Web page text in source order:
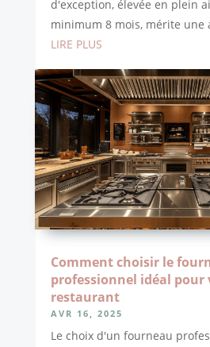
d'exception, élevée en plein
minimum 8 mois, mérite une
LIRE PLUS
Comment choisir le
professionnel idéal pour
restaurant
AVR 16, 2025
Le choix d'un fourneau